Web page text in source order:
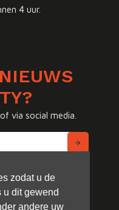
zodat u de
u dit gewend
andere uw
4 uur.
via social media.